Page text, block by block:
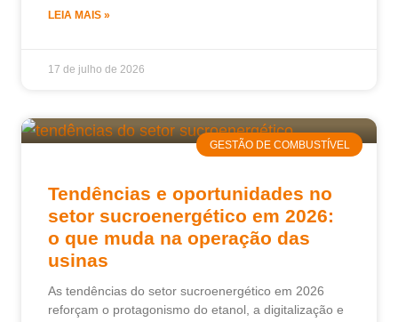
LEIA MAIS »
17 de julho de 2026
GESTÃO DE COMBUSTÍVEL
Tendências e oportunidades no
setor sucroenergético em 2026:
o que muda na operação das
usinas
As tendências do setor sucroenergético em 2026
reforçam o protagonismo do etanol, a digitalização e